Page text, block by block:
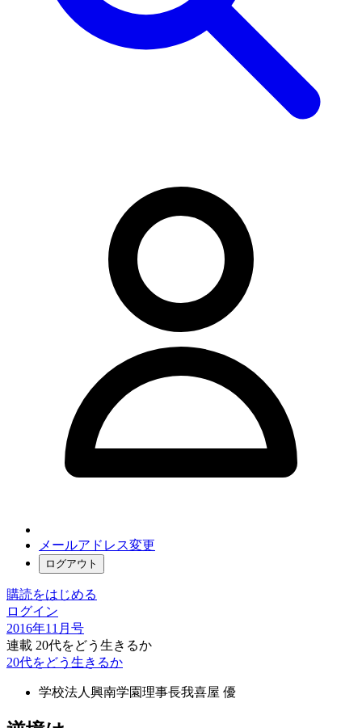
メールアドレス変更
ログアウト
購読をはじめる
ログイン
2016年11月号
連載 20代をどう生きるか
20代をどう生きるか
学校法人興南学園理事長我喜屋 優